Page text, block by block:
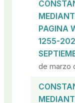
PAGINA
1255-
de marzo